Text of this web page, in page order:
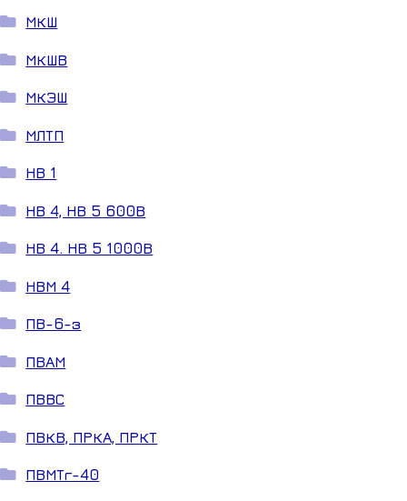
МКШ
МКШВ
МКЭШ
МЛТП
НВ 1
НВ 4, НВ 5 600В
НВ 4. НВ 5 1000В
НВМ 4
ПВ-6-з
ПВАМ
ПВВС
ПВКВ, ПРКА, ПРКТ
ПВМТг-40